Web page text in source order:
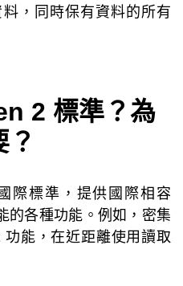
，同時保有資料的所有
2 標準？為
際標準，提供國際相容
的各種功能。例如，密集
能，在近距離使用讀取